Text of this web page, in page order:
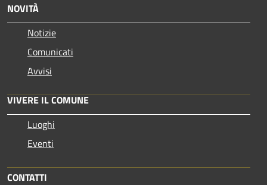
NOVITÀ
Notizie
Comunicati
Avvisi
VIVERE IL COMUNE
Luoghi
Eventi
CONTATTI